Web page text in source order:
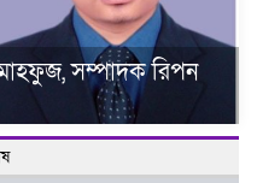
মাহফুজ, সম্পাদক রিপন